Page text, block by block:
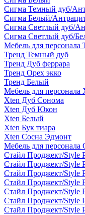
Сигма Темный дуб/
Сигма Белый/
Сигма Светлый дуб/
Сигма Светлый дуб/
Мебель для персонала
Тренд Темный дуб
Тренд Дуб феррара
Тренд Орех экко
Тренд Белый
Мебель для персонала
Xten Дуб Сонома
Xten Дуб Юкон
Xten Белый
Xten Бук тиара
Xten Сосна Эдмонт
Мебель для персонала
Стайл Проджект/Style
Стайл Проджект/Style
Стайл Проджект/Style
Стайл Проджект/Style
Стайл Проджект/Style
Стайл Проджект/Style
Стайл Проджект/Style